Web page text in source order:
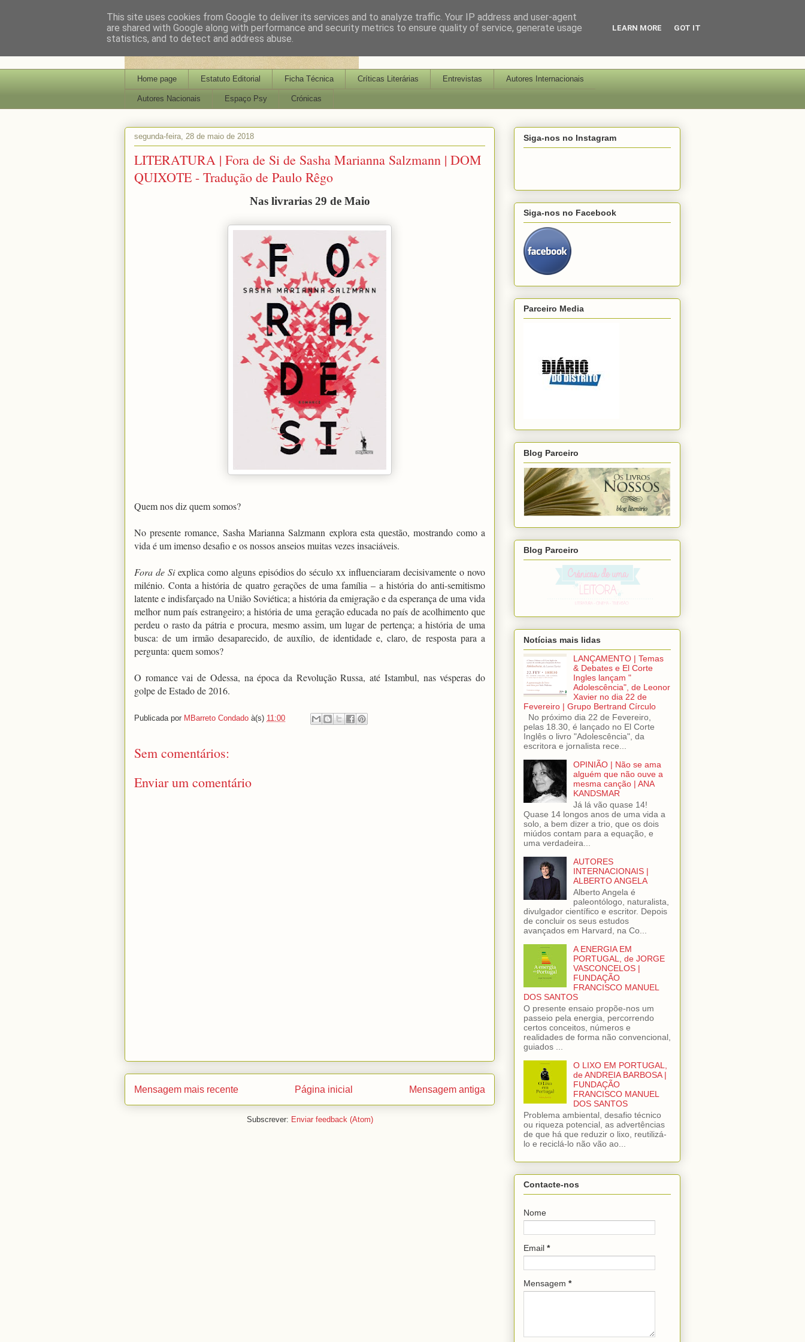
Home page Estatuto Editorial Ficha Técnica Críticas Literárias Entrevistas Autores Internacionais
Autores Nacionais Espaço Psy Crónicas
segunda-feira, 28 de maio de 2018
LITERATURA | Fora de Si de Sasha Marianna Salzmann | DOM
QUIXOTE - Tradução de Paulo Rêgo
Nas livrarias 29 de Maio
Quem nos diz quem somos?
No presente romance, Sasha Marianna Salzmann explora esta questão, mostrando como a
vida é um imenso desafio e os nossos anseios muitas vezes insaciáveis.
Fora de Siexplica como alguns episódios do século xx influenciaram decisivamente o novo
milénio. Conta a história de quatro gerações de uma família – a história do anti-semitismo
latente e indisfarçado na União Soviética; a história da emigração e da esperança de uma vida
melhor num país estrangeiro; a história de uma geração educada no país de acolhimento que
perdeu o rasto da pátria e procura, mesmo assim, um lugar de pertença; a história de uma
busca: de um irmão desaparecido, de auxílio, de identidade e, claro, de resposta para a
pergunta: quem somos?
O romance vai de Odessa, na época da Revolução Russa, até Istambul, nas vésperas do
golpe de Estado de 2016.
Publicada por MBarreto Condado à(s) 11:00
Sem comentários:
Enviar um comentário
Mensagem mais recente Mensagem antiga
Página inicial
Subscrever: Enviar feedback (Atom)
Siga-nos no Instagram
Siga-nos no Facebook
Parceiro Media
Blog Parceiro
Blog Parceiro
Notícias mais lidas
LANÇAMENTO | Temas
& Debates e El Corte
Ingles lançam "
Adolescência", de Leonor
Xavier no dia 22 de
Fevereiro | Grupo Bertrand Círculo
No próximo dia 22 de Fevereiro,
pelas 18.30, é lançado no El Corte
Inglês o livro "Adolescência", da
escritora e jornalista rece...
OPINIÃO | Não se ama
alguém que não ouve a
mesma canção | ANA
KANDSMAR
Já lá vão quase 14!
Quase 14 longos anos de uma vida a
solo, a bem dizer a trio, que os dois
miúdos contam para a equação, e
uma verdadeira...
AUTORES
INTERNACIONAIS |
ALBERTO ANGELA
Alberto Angela é
paleontólogo, naturalista,
divulgador científico e escritor. Depois
de concluir os seus estudos
avançados em Harvard, na Co...
A ENERGIA EM
PORTUGAL, de JORGE
VASCONCELOS |
FUNDAÇÃO
FRANCISCO MANUEL
DOS SANTOS
O presente ensaio propõe-nos um
passeio pela energia, percorrendo
certos conceitos, números e
realidades de forma não convencional,
guiados ...
O LIXO EM PORTUGAL,
de ANDREIA BARBOSA |
FUNDAÇÃO
FRANCISCO MANUEL
DOS SANTOS
Problema ambiental, desafio técnico
ou riqueza potencial, as advertências
de que há que reduzir o lixo, reutilizá-
lo e reciclá-lo não vão ao...
Contacte-nos
Nome
Email *
Mensagem *
This site uses cookies from Google to deliver its services and to analyze traffic. Your IP address and user-agent
are shared with Google along with performance and security metrics to ensure quality of service, generate usage
statistics, and to detect and address abuse.
LEARN MORE GOT IT